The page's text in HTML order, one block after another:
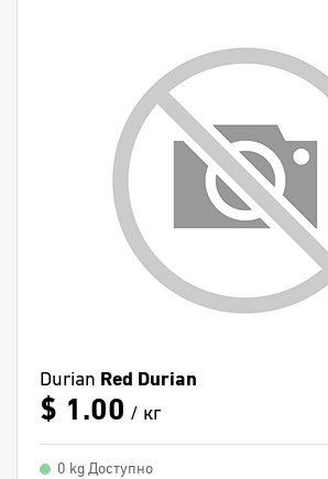
Durian Red Durian
$ 1.00 / кг
0 kg Доступно